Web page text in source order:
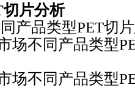
片分析
品类型PET切
同产品类型
同产品类型